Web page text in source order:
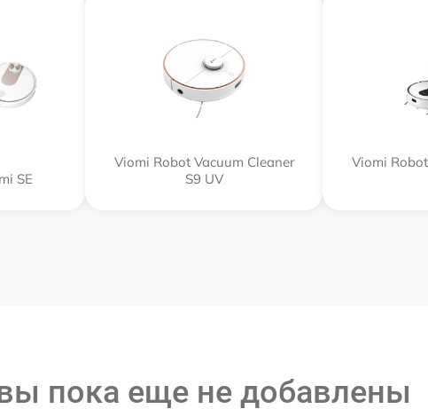
SE
Viomi Robot Vacuum Cleaner
S9 UV
Viomi
пока еще не добавлены